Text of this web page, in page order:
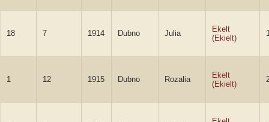
18 7 1914 Dubno Julia
Ekelt
(Ekielt)
1 12 1915 Dubno Rozalia
Ekelt
(Ekielt)